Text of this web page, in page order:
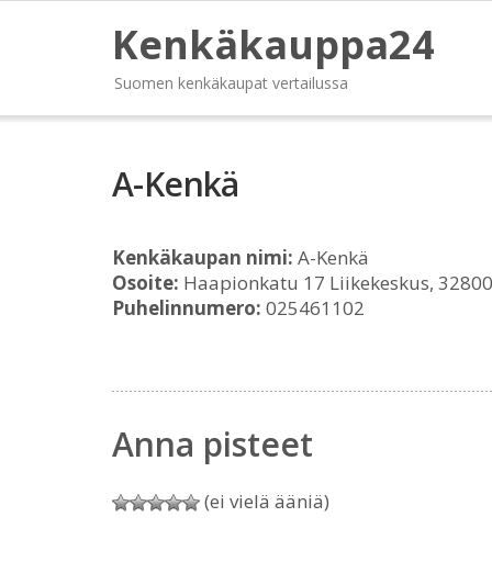
Kenkäkauppa24
Suomen kenkäkaupat vertailussa
A-Kenkä
Kenkäkaupan nimi: A-Kenkä
Osoite: Haapionkatu 17 Liikekeskus,
Puhelinnumero: 025461102
Anna pisteet
(ei vielä ääniä)